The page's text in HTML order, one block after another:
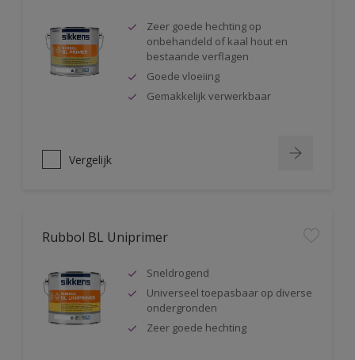
Zeer goede hechting op
onbehandeld of kaal hout en
bestaande verflagen
Goede vloeiing
Gemakkelijk verwerkbaar
Vergelijk
Rubbol BL Uniprimer
Sneldrogend
Universeel toepasbaar op diverse
ondergronden
Zeer goede hechting